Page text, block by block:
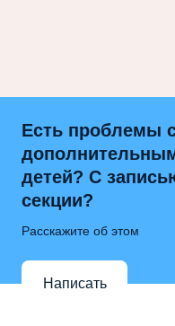
Есть проблемы
детей? С
секции?
Расскажите об этом
Написать